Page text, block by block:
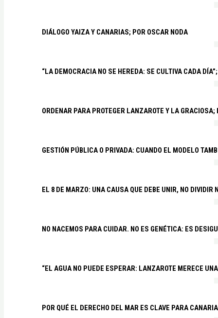
DIÁLOGO YAIZA Y CANARIAS; POR OSCAR NODA
“LA DEMOCRACIA NO SE HEREDA: SE CULTIVA CADA
ORDENAR PARA PROTEGER LANZAROTE Y LA
GESTIÓN PÚBLICA O PRIVADA: CUANDO EL MODELO
EL 8 DE MARZO: UNA CAUSA QUE DEBE UNIR, NO DIVIDIR
NO NACEMOS PARA CUIDAR. NO ES GENÉTICA: ES
“EL AGUA NO PUEDE ESPERAR: LANZAROTE MERECE
POR QUÉ EL DERECHO DEL MAR ES CLAVE PARA